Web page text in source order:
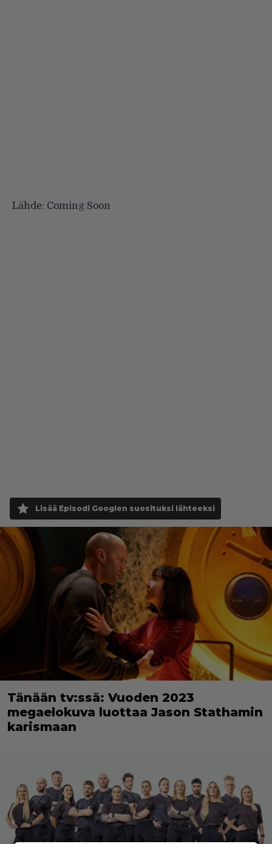
Lähde: Coming Soon
Lisää Episodi Googlen suosituksi lähteeksi
Tänään tv:ssä: Vuoden 2023
megaelokuva luottaa Jason Stathamin
karismaan